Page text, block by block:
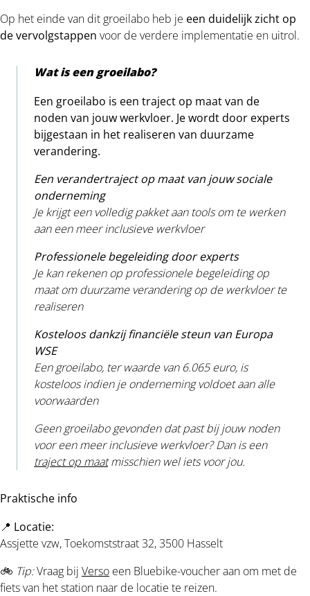
Op het einde van dit groeilabo heb je een duidelijk zicht op
de vervolgstappen voor de verdere implementatie en uitrol.
Wat is een groeilabo?
Een groeilabo is een traject op maat van de
noden van jouw werkvloer. Je wordt door experts
bijgestaan in het realiseren van duurzame
verandering.
Een verandertraject op maat van jouw sociale
onderneming
Je krijgt een volledig pakket aan tools om te werken
aan een meer inclusieve werkvloer
Professionele begeleiding door experts
Je kan rekenen op professionele begeleiding op
maatom duurzameveranderingop de werkvloer te
realiseren
Kosteloos dankzij financiële steun van Europa
WSE
Een groeilabo, ter waarde van 6.065 euro, is
kosteloos indien je onderneming voldoet aan alle
voorwaarden
Geen groeilabo gevonden dat past bij jouw noden
voor een meer inclusieve werkvloer? Dan is een
traject op maatmisschien wel iets voor jou.
Praktische info
📍 Locatie:
Assjette vzw, Toekomststraat 32, 3500 Hasselt
🚲 Tip:Vraag bij Verso een Bluebike-voucher aan om met de
fiets van het station naar de locatie te reizen.